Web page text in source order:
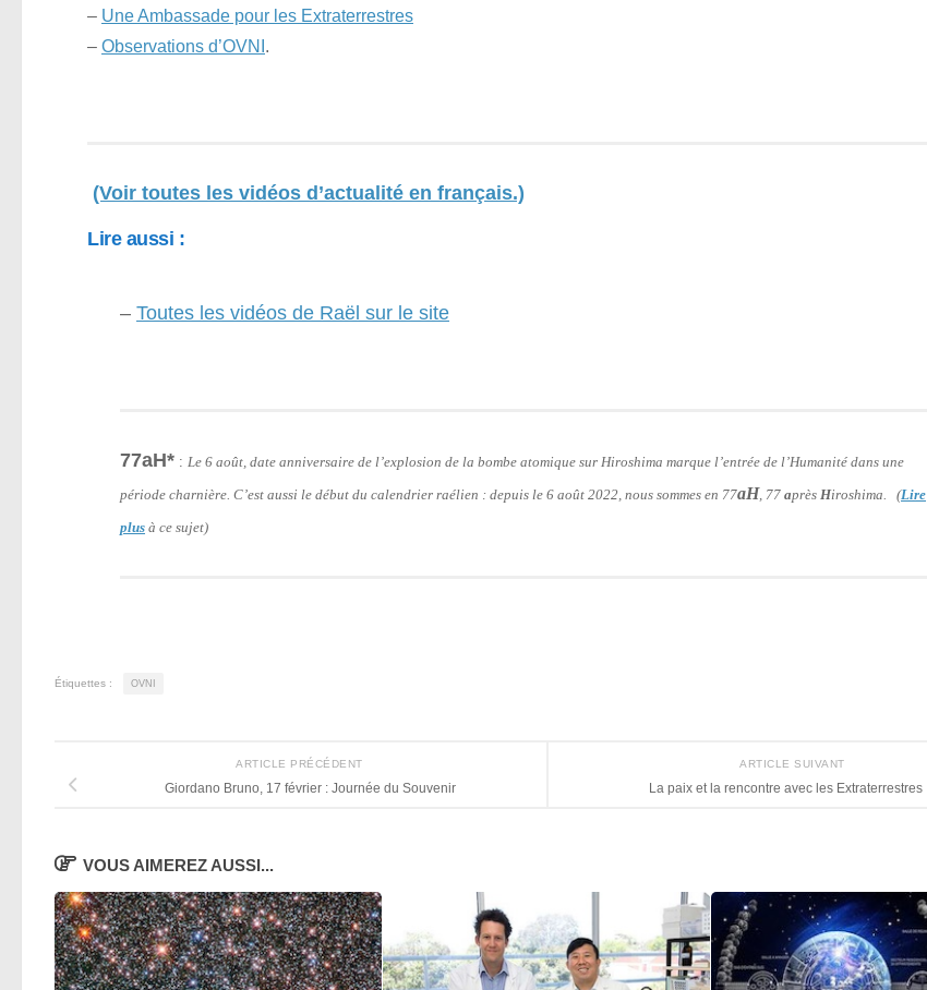
– Une Ambassade pour les Extraterrestres
– Observations d’OVNI.
(Voir toutes les vidéos d’actualité en français.)
Lire aussi :
– Toutes les vidéos de Raël sur le site
77aH* : Le 6 août, date anniversaire de l’explosion de la bombe atomique sur Hiroshima marque l’entrée de l’Humanité dans une
période charnière. C’est aussi le début du calendrier raélien : depuis le 6 août 2022, nous sommes en 77aH , 77 après Hiroshima. (Lire
plus à ce sujet)
Étiquettes : OVNI
ARTICLE SUIVANT
La paix et la rencontre avec les Extraterrestres
ARTICLE PRÉCÉDENT
Giordano Bruno, 17 février : Journée du Souvenir
VOUS AIMEREZ AUSSI...